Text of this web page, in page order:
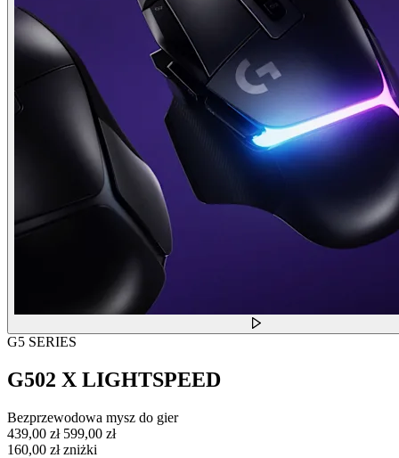
G5 SERIES
G502 X LIGHTSPEED
Bezprzewodowa mysz do gier
439,00 zł 599,00 zł
160,00 zł zniżki